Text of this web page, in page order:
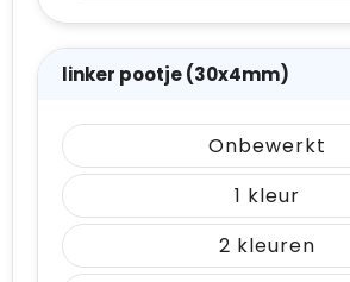
linker pootje (30x4mm)
Onbewerkt
1
2